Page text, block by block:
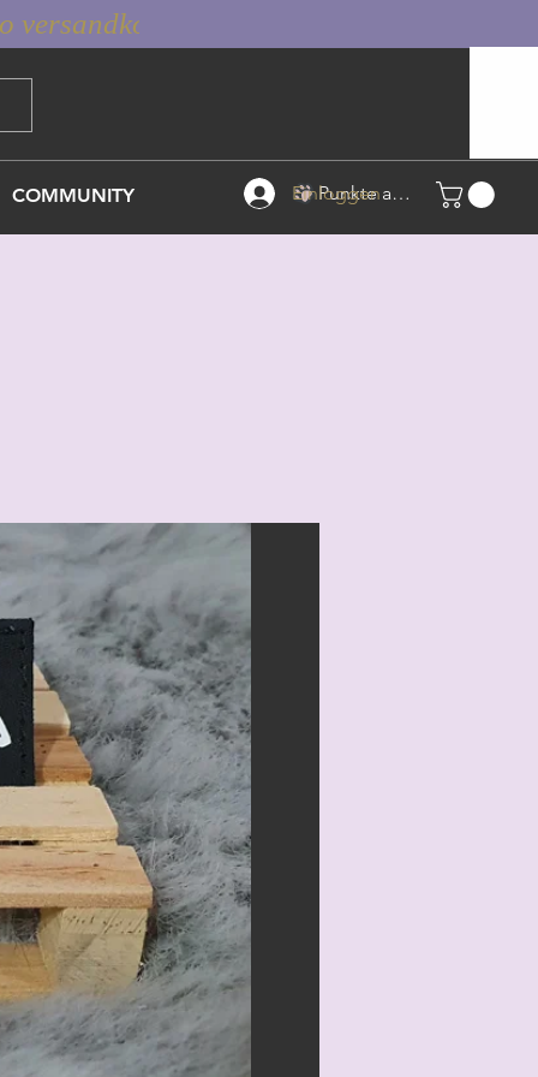
COMMUNITY Einloggen Punkte ansehen